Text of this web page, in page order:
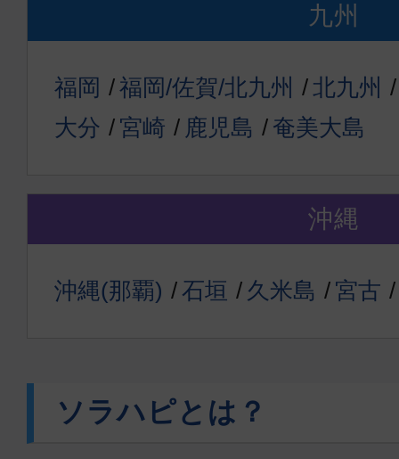
九州
福岡 福岡/佐賀/北九州
北九州
大分
宮崎 鹿児島 奄美大島
沖縄
沖縄(那覇) 石垣 久米島 宮古
ソラハピとは？